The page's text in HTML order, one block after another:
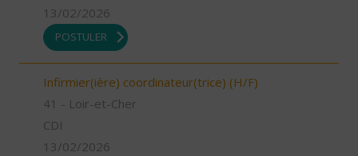
13/02/2026
POSTULER
Infirmier(ière) coordinateur(trice) (H/F)
41 - Loir-et-Cher
CDI
13/02/2026